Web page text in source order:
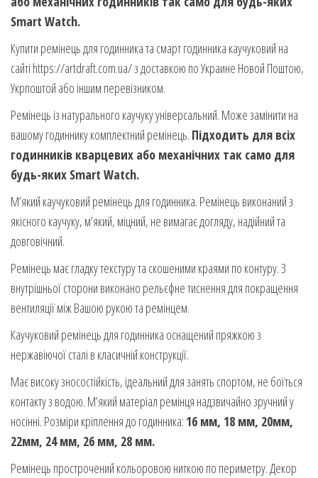
Smart Watch.
Купити ремінець для годинника та смарт годинника каучуковий на
сайті https://artdraft.com.ua/ з доставкою по Украине Новой Поштою,
Укрпоштой або іншим перевізником.
Ремінець із натурального каучуку універсальний. Може замінити на
вашому годиннику комплектний ремінець. Підходить для всіх
годинників кварцевих або механічних так само для
будь-яких Smart Watch.
М’який каучуковий ремінець для годинника. Ремінець виконаний з
якісного каучуку, м’який, міцний, не вимагає догляду, надійний та
довговічний.
Ремінець має гладку текстуру та скошеними краями по контуру. З
внутрішньої сторони виконано рельєфне тиснення для покращення
вентиляції між Вашою рукою та ремінцем.
Каучуковий ремінець для годинника оснащений пряжкою з
нержавіючої сталі в класичній конструкції.
Має високу зносостійкість, ідеальний для занять спортом, не боїться
контакту з водою. М’який матеріал ремінця надзвичайно зручний у
носінні. Розміри кріплення до годинника: 16 мм, 18 мм, 20мм,
22мм, 24 мм, 26 мм, 28 мм.
Ремінець прострочений кольоровою ниткою по периметру. Декор